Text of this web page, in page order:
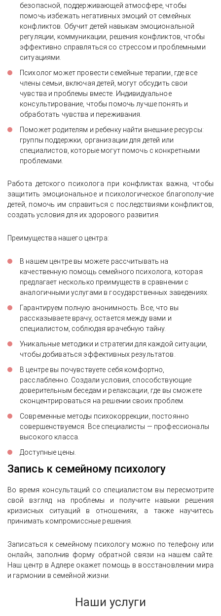
безопасной, поддерживающей атмосфере, чтобы
помочь избежать негативных эмоций от семейных
конфликтов. Обучит детей навыкам эмоциональной
регуляции, коммуникации, решения конфликтов, чтобы
эффективно справляться со стрессом и проблемными
ситуациями.
Психолог может провести семейные терапии, где все
члены семьи, включая детей, могут обсудить свои
чувства и проблемы вместе. Индивидуальное
консультирование, чтобы помочь лучше понять и
обработать чувства и переживания.
Поможет родителям и ребенку найти внешние ресурсы:
группы поддержки, организации для детей или
специалистов, которые могут помочь с конкретными
проблемами.
Работа детского психолога при конфликтах важна, чтобы
защитить эмоциональное и психологическое благополучие
детей, помочь им справиться с последствиями конфликтов,
создать условия для их здорового развития.
Преимущества нашего центра:
В нашем центре вы можете рассчитывать на
качественную помощь семейного психолога, которая
предлагает несколько преимуществ в сравнении с
аналогичными услугами в государственных заведениях.
Гарантируем полную анонимность. Все, что вы
рассказываете врачу, остается между вами и
специалистом, соблюдая врачебную тайну.
Уникальные методики и стратегии для каждой ситуации,
чтобы добиваться эффективных результатов.
В центре вы почувствуете себя комфортно,
расслабленно. Создали условия, способствующие
доверительным беседам и релаксации, где вы сможете
сконцентрироваться на решении своих проблем.
Современные методы психокоррекции, постоянно
совершенствуемся. Все специалисты — профессионалы
высокого класса.
Доступные цены.
Запись к семейному психологу
Во время консультаций со специалистом вы пересмотрите
свой взгляд на проблемы и получите навыки решения
кризисных ситуаций в отношениях, а также научитесь
принимать компромиссные решения.
Записаться к семейному психологу можно по телефону или
онлайн, заполнив форму обратной связи на нашем сайте.
Наш центр в Адлере окажет помощь в восстановлении мира
и гармонии в семейной жизни.
Наши услуги